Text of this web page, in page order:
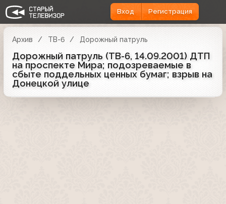
Вход Регистрация
Архив ТВ-6 Дорожный патруль
Дорожный патруль (ТВ-6, 14.09.2001) ДТП
на проспекте Мира; подозреваемые в
сбыте поддельных ценных бумаг; взрыв на
Донецкой улице